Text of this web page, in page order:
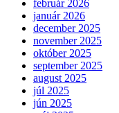
február 2026
január 2026
december 2025
november 2025
október 2025
september 2025
august 2025
júl 2025
jún 2025